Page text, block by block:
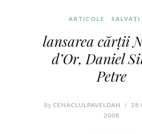
ARTICOLE SALVAŢI
lansarea cărţii
d’Or, Daniel
Petre
By CENACLULPAVELDAN / 28
2008